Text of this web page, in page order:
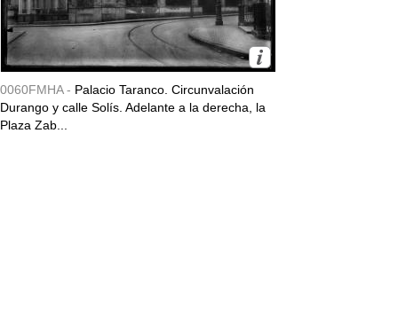
0060FMHA - Palacio Taranco. Circunvalación
Durango y calle Solís. Adelante a la derecha, la
Plaza Zab...